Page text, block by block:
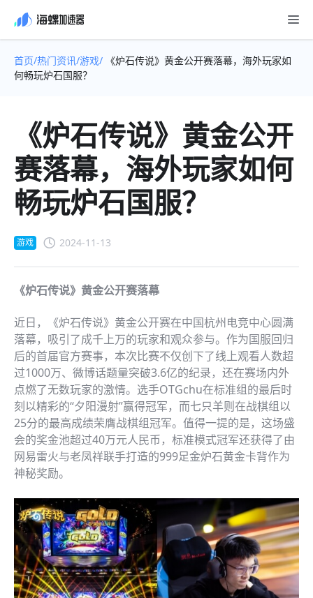
首页/热门资讯/游戏/ 《炉石传说》黄金公开赛落幕，海外玩家如
何畅玩炉石国服？
《炉石传说》黄金公开
赛落幕，海外玩家如何
畅玩炉石国服？
游戏 2024-11-13
《炉石传说》黄金公开赛落幕
近日，《炉石传说》黄金公开赛在中国杭州电竞中心圆满
落幕，吸引了成千上万的玩家和观众参与。作为国服回归
后的首届官方赛事，本次比赛不仅创下了线上观看人数超
过1000万、微博话题量突破3.6亿的纪录，还在赛场内外
点燃了无数玩家的激情。选手OTGchu在标准组的最后时
刻以精彩的“夕阳漫射”赢得冠军，而七只羊则在战棋组以
25分的最高成绩荣膺战棋组冠军。值得一提的是，这场盛
会的奖金池超过40万元人民币，标准模式冠军还获得了由
网易雷火与老凤祥联手打造的999足金炉石黄金卡背作为
神秘奖励。